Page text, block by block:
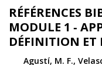
RÉFÉRENCES
MODULE 1 ‑
DÉFINITION ET
Agustí, M. F.,